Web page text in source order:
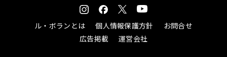
ル・ボランとは 個人情報保護方針
お問合せ
広告掲載
運営会社